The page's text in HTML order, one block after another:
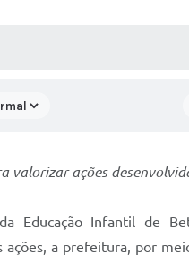
valorizar ações
Infantil de
a prefeitura, por